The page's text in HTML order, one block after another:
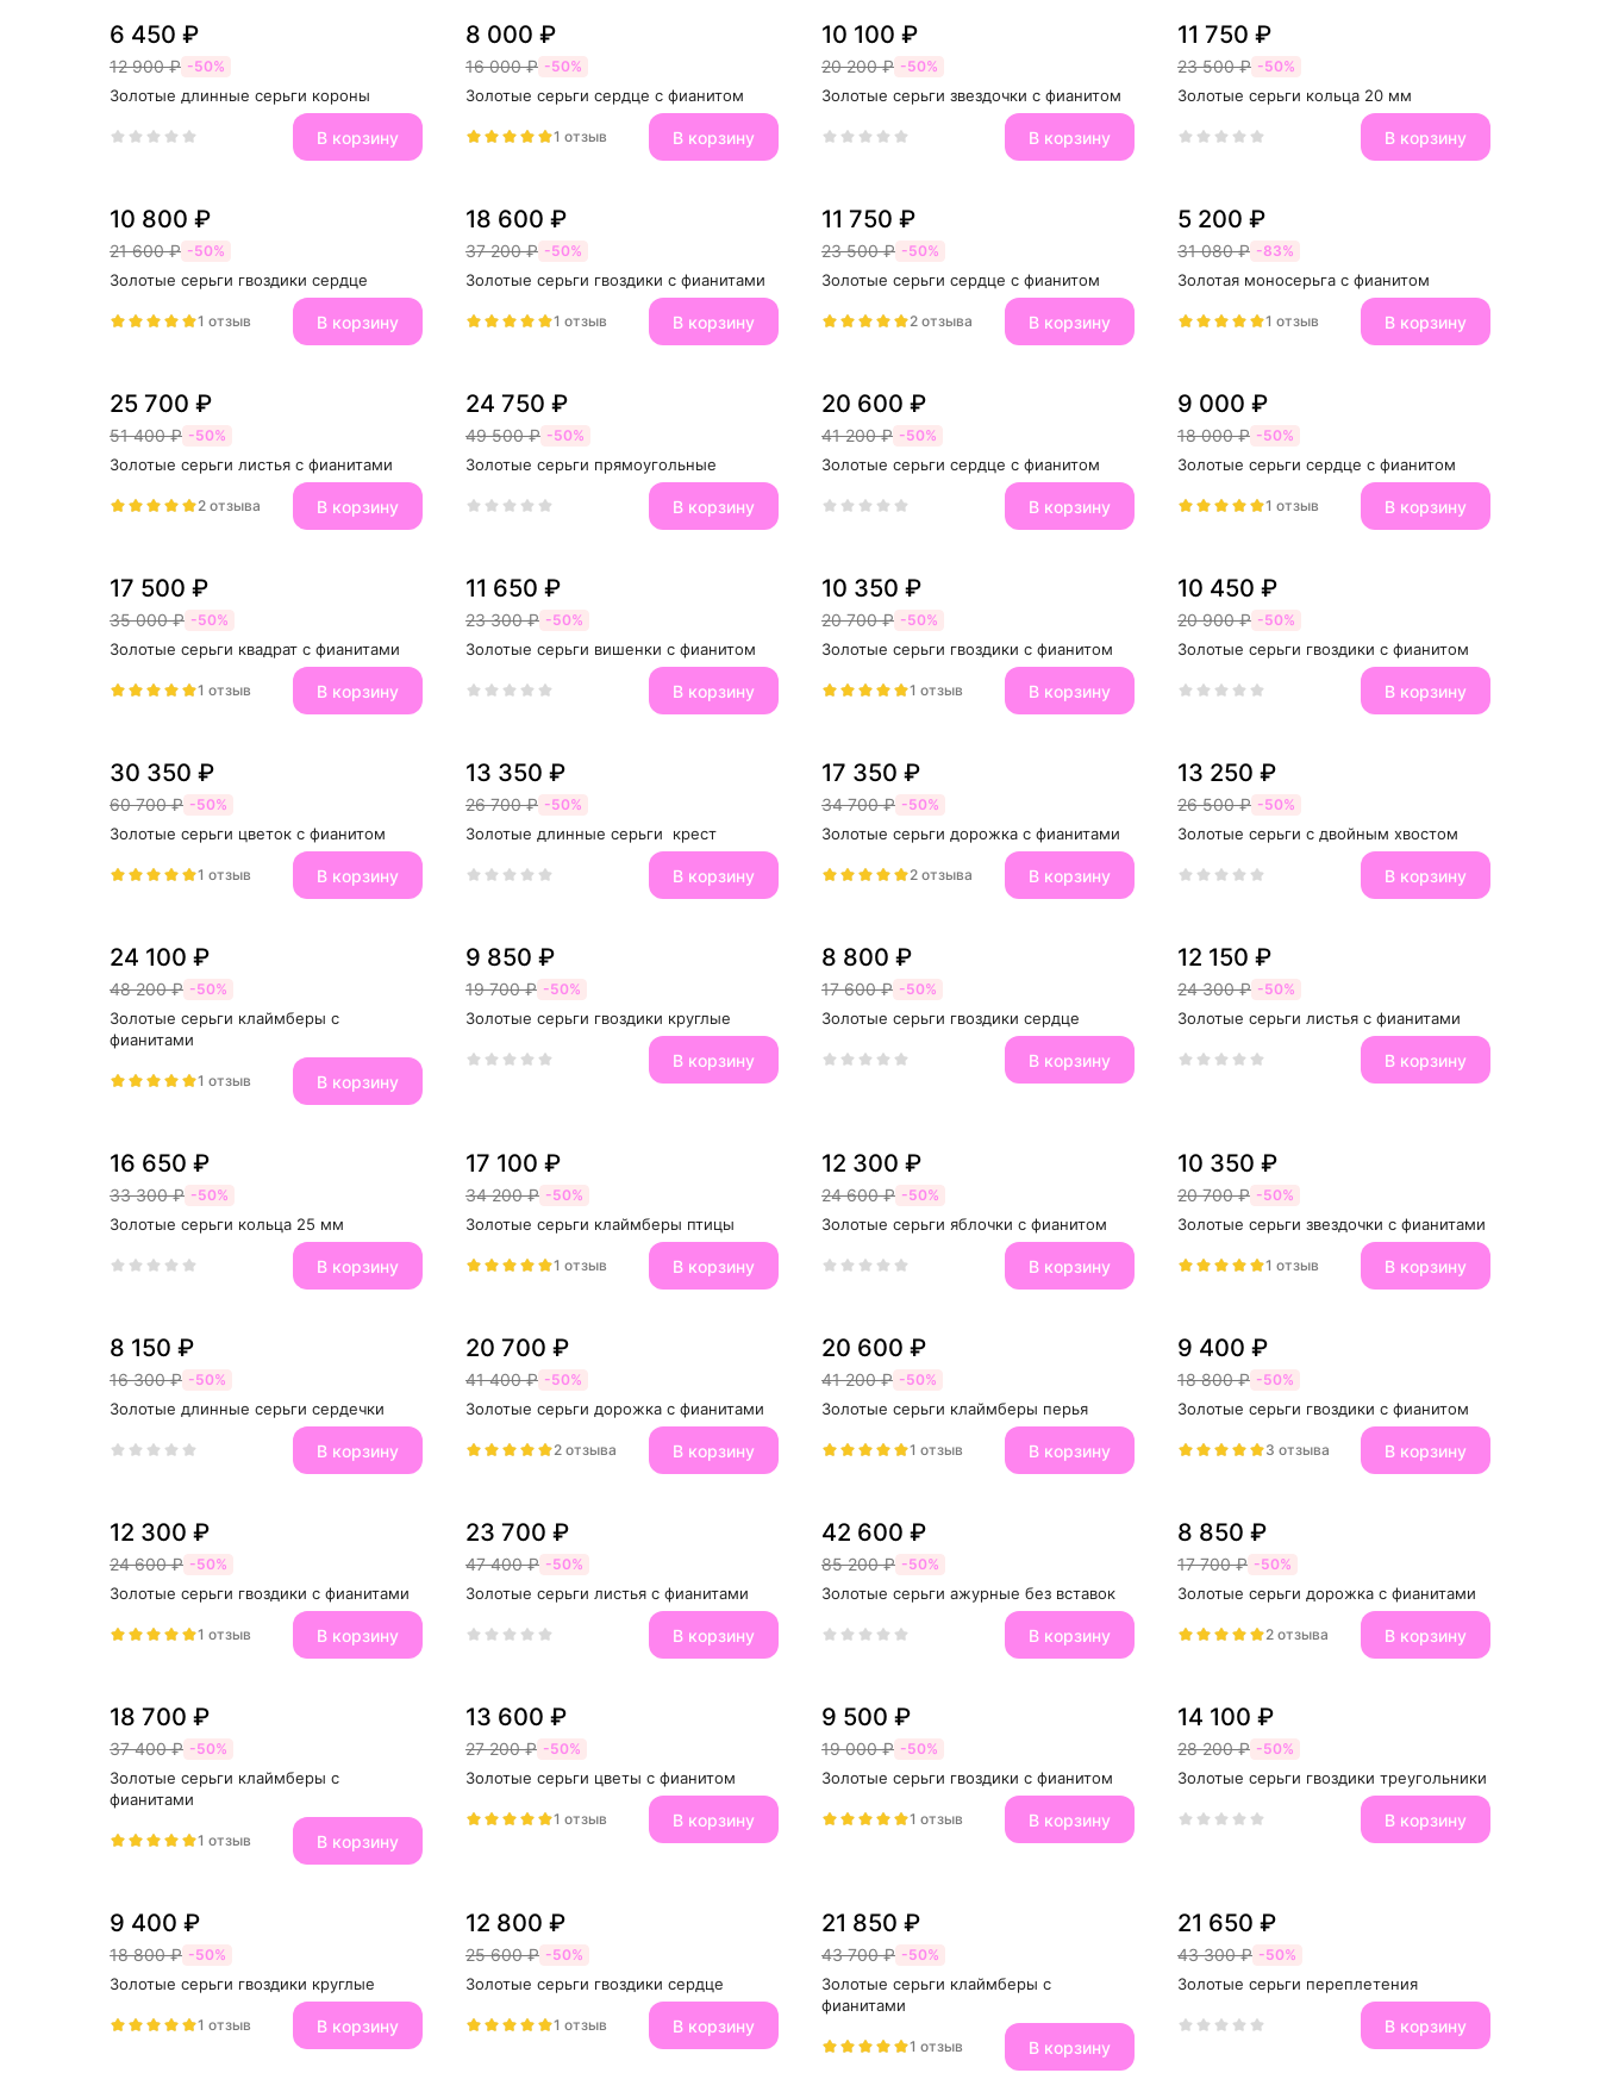
6 450 ₽
12 900 ₽ -50%
Золотые длинные серьги короны
В корзину
8 000 ₽
16 000 ₽ -50%
Золотые серьги сердце с фианитом
1 отзыв В корзину
10 100 ₽
20 200 ₽ -50%
Золотые серьги звездочки с фианитом
В корзину
11 750 ₽
23 500 ₽ -50%
Золотые серьги кольца 20 мм
В корзину
10 800 ₽
21 600 ₽ -50%
Золотые серьги гвоздики сердце
1 отзыв В корзину
18 600 ₽
37 200 ₽ -50%
Золотые серьги гвоздики с фианитами
1 отзыв В корзину
11 750 ₽
23 500 ₽ -50%
Золотые серьги сердце с фианитом
2 отзыва В корзину
5 200 ₽
31 080 ₽ -83%
Золотая моносерьга с фианитом
1 отзыв В корзину
25 700 ₽
51 400 ₽ -50%
Золотые серьги листья с фианитами
2 отзыва В корзину
24 750 ₽
49 500 ₽ -50%
Золотые серьги прямоугольные
В корзину
20 600 ₽
41 200 ₽ -50%
Золотые серьги сердце с фианитом
В корзину
9 000 ₽
18 000 ₽ -50%
Золотые серьги сердце с фианитом
1 отзыв В корзину
17 500 ₽
35 000 ₽ -50%
Золотые серьги квадрат с фианитами
1 отзыв В корзину
11 650 ₽
23 300 ₽ -50%
Золотые серьги вишенки с фианитом
В корзину
10 350 ₽
20 700 ₽ -50%
Золотые серьги гвоздики с фианитом
1 отзыв В корзину
10 450 ₽
20 900 ₽ -50%
Золотые серьги гвоздики с фианитом
В корзину
30 350 ₽
60 700 ₽ -50%
Золотые серьги цветок с фианитом
1 отзыв В корзину
13 350 ₽
26 700 ₽ -50%
Золотые длинные серьги  крест
В корзину
17 350 ₽
34 700 ₽ -50%
Золотые серьги дорожка с фианитами
2 отзыва В корзину
13 250 ₽
26 500 ₽ -50%
Золотые серьги с двойным хвостом
В корзину
24 100 ₽
48 200 ₽ -50%
Золотые серьги клаймберы с
фианитами
1 отзыв В корзину
9 850 ₽
19 700 ₽ -50%
Золотые серьги гвоздики круглые
В корзину
8 800 ₽
17 600 ₽ -50%
Золотые серьги гвоздики сердце
В корзину
12 150 ₽
24 300 ₽ -50%
Золотые серьги листья с фианитами
В корзину
16 650 ₽
33 300 ₽ -50%
Золотые серьги кольца 25 мм
В корзину
17 100 ₽
34 200 ₽ -50%
Золотые серьги клаймберы птицы
1 отзыв В корзину
12 300 ₽
24 600 ₽ -50%
Золотые серьги яблочки с фианитом
В корзину
10 350 ₽
20 700 ₽ -50%
Золотые серьги звездочки с фианитами
1 отзыв В корзину
8 150 ₽
16 300 ₽ -50%
Золотые длинные серьги сердечки
В корзину
20 700 ₽
41 400 ₽ -50%
Золотые серьги дорожка с фианитами
2 отзыва В корзину
20 600 ₽
41 200 ₽ -50%
Золотые серьги клаймберы перья
1 отзыв В корзину
9 400 ₽
18 800 ₽ -50%
Золотые серьги гвоздики с фианитом
3 отзыва В корзину
12 300 ₽
24 600 ₽ -50%
Золотые серьги гвоздики с фианитами
1 отзыв В корзину
23 700 ₽
47 400 ₽ -50%
Золотые серьги листья с фианитами
В корзину
42 600 ₽
85 200 ₽ -50%
Золотые серьги ажурные без вставок
В корзину
8 850 ₽
17 700 ₽ -50%
Золотые серьги дорожка с фианитами
2 отзыва В корзину
18 700 ₽
37 400 ₽ -50%
Золотые серьги клаймберы с
фианитами
1 отзыв В корзину
13 600 ₽
27 200 ₽ -50%
Золотые серьги цветы с фианитом
1 отзыв В корзину
9 500 ₽
19 000 ₽ -50%
Золотые серьги гвоздики с фианитом
1 отзыв В корзину
14 100 ₽
28 200 ₽ -50%
Золотые серьги гвоздики треугольники
В корзину
9 400 ₽
18 800 ₽ -50%
Золотые серьги гвоздики круглые
1 отзыв В корзину
12 800 ₽
25 600 ₽ -50%
Золотые серьги гвоздики сердце
1 отзыв В корзину
21 850 ₽
43 700 ₽ -50%
Золотые серьги клаймберы с
фианитами
1 отзыв В корзину
21 650 ₽
43 300 ₽ -50%
Золотые серьги переплетения
В корзину